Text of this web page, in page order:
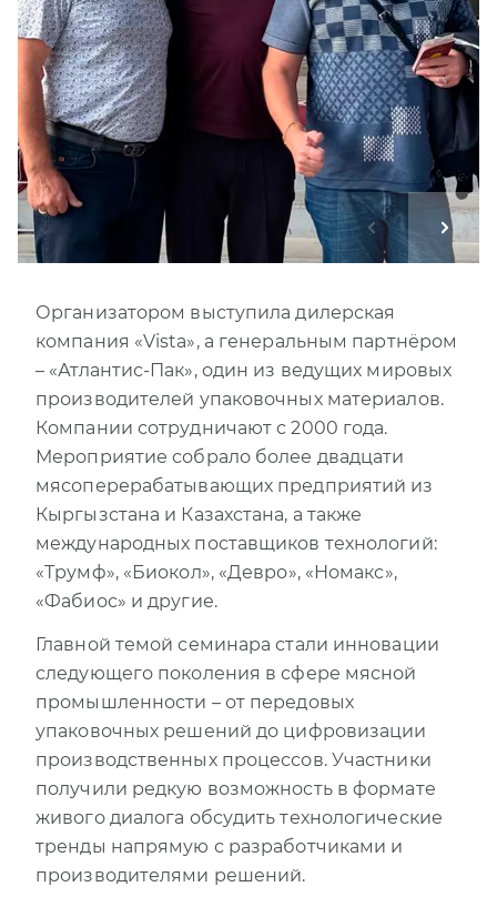
Организатором выступила дилерская
компания «Vista», а генеральным партнёром
– «Атлантис-Пак», один из ведущих мировых
производителей упаковочных материалов.
Компании сотрудничают с 2000 года.
Мероприятие собрало более двадцати
мясоперерабатывающих предприятий из
Кыргызстана и Казахстана, а также
международных поставщиков технологий:
«Трумф», «Биокол», «Девро», «Номакс»,
«Фабиос» и другие.
Главной темой семинара стали инновации
следующего поколения в сфере мясной
промышленности – от передовых
упаковочных решений до цифровизации
производственных процессов. Участники
получили редкую возможность в формате
живого диалога обсудить технологические
тренды напрямую с разработчиками и
производителями решений.